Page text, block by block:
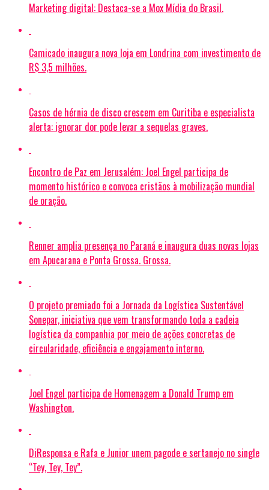
Marketing digital: Destaca-se a Mox Mídia do Brasil.
Camicado inaugura nova loja em Londrina com investimento de
R$ 3,5 milhões.
Casos de hérnia de disco crescem em Curitiba e especialista
alerta: ignorar dor pode levar a sequelas graves.
Encontro de Paz em Jerusalém: Joel Engel participa de
momento histórico e convoca cristãos à mobilização mundial
de oração.
Renner amplia presença no Paraná e inaugura duas novas lojas
em Apucarana e Ponta Grossa. Grossa.
O projeto premiado foi a Jornada da Logística Sustentável
Sonepar, iniciativa que vem transformando toda a cadeia
logística da companhia por meio de ações concretas de
circularidade, eficiência e engajamento interno.
Joel Engel participa de Homenagem a Donald Trump em
Washington.
DiResponsa e Rafa e Junior unem pagode e sertanejo no single
“Tey, Tey, Tey”.